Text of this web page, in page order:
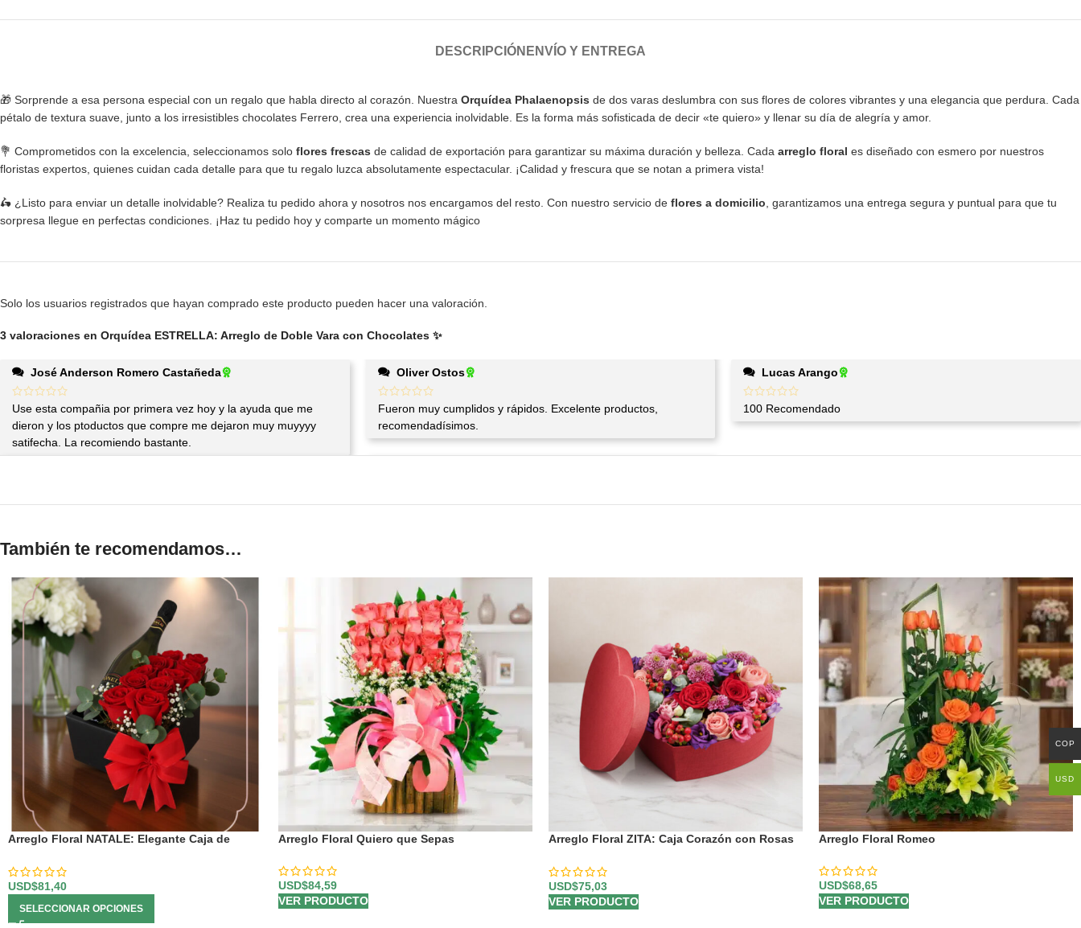
DESCRIPCIÓN ENVÍO Y ENTREGA
🎁 Sorprende a esa persona especial con un regalo que habla directo al corazón. Nuestra Orquídea Phalaenopsis de dos varas deslumbra con sus flores de colores vibrantes y una elegancia que perdura. Cada
pétalo de textura suave, junto a los irresistibles chocolates Ferrero, crea una experiencia inolvidable. Es la forma más sofisticada de decir «te quiero» y llenar su día de alegría y amor.
💐 Comprometidos con la excelencia, seleccionamos solo flores frescas de calidad de exportación para garantizar su máxima duración y belleza. Cada arreglo floral es diseñado con esmero por nuestros
floristas expertos, quienes cuidan cada detalle para que tu regalo luzca absolutamente espectacular. ¡Calidad y frescura que se notan a primera vista!
🛵 ¿Listo para enviar un detalle inolvidable? Realiza tu pedido ahora y nosotros nos encargamos del resto. Con nuestro servicio de flores a domicilio , garantizamos una entrega segura y puntual para que tu
sorpresa llegue en perfectas condiciones. ¡Haz tu pedido hoy y comparte un momento mágico
3 valoraciones en Orquídea ESTRELLA: Arreglo de Doble Vara con Chocolates ✨
José Anderson Romero Castañeda
Use esta compañia por primera vez hoy y la ayuda que me
dieron y los ptoductos que compre me dejaron muy muyyyy
satifecha. La recomiendo bastante.
Oliver Ostos
Fueron muy cumplidos y rápidos. Excelente productos,
recomendadísimos.
Lucas Arango
100 Recomendado
Solo los usuarios registrados que hayan comprado este producto pueden hacer una valoración.
También te recomendamos…
Arreglo Floral NATALE: Elegante Caja de
USD$81,40
SELECCIONAR OPCIONES
Arreglo Floral Quiero que Sepas
USD$84,59
VER PRODUCTO
Arreglo Floral ZITA: Caja Corazón con Rosas
USD$75,03
VER PRODUCTO
Arreglo Floral Romeo
USD$68,65
VER PRODUCTO
COP
USD